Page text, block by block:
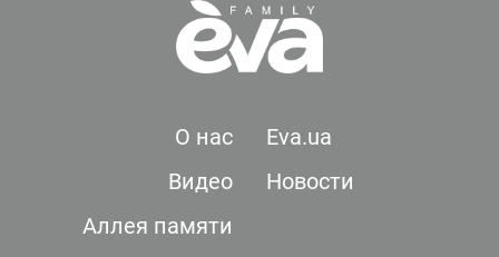
О нас
Eva.ua
Видео
Новости
Аллея памяти